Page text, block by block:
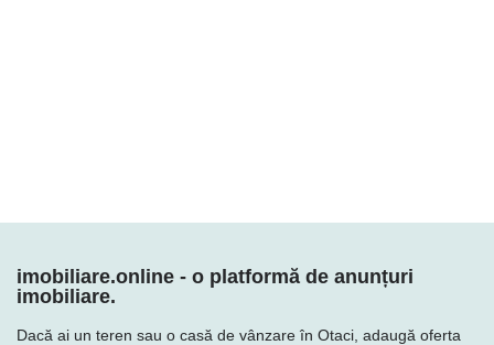
imobiliare.online - o platformă de anunțuri
imobiliare.
Dacă ai un teren sau o casă de vânzare în Otaci, adaugă oferta